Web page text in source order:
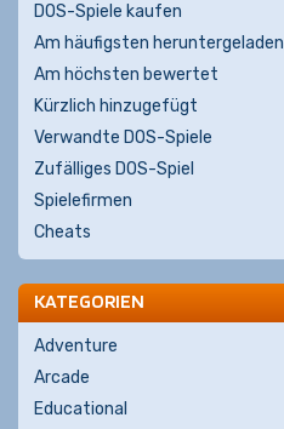
DOS-Spiele kaufen
Am häufigsten heruntergeladen
Am höchsten bewertet
Kürzlich hinzugefügt
Verwandte DOS-Spiele
Zufälliges DOS-Spiel
Spielefirmen
Cheats
KATEGORIEN
Adventure
Arcade
Educational